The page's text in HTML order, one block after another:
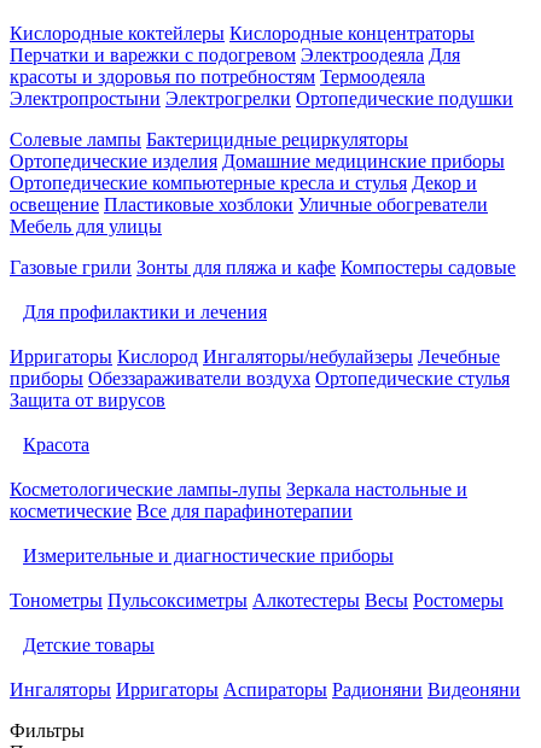
Кислородные коктейлеры Кислородные концентраторы
Перчатки и варежки с подогревом Электроодеяла Для
красоты и здоровья по потребностям Термоодеяла
Электропростыни Электрогрелки Ортопедические подушки
Солевые лампы Бактерицидные рециркуляторы
Ортопедические изделия Домашние медицинские приборы
Ортопедические компьютерные кресла и стулья Декор и
освещение Пластиковые хозблоки Уличные обогреватели
Мебель для улицы
Газовые грили Зонты для пляжа и кафе Компостеры садовые
Для профилактики и лечения
Ирригаторы Кислород Ингаляторы/небулайзеры Лечебные
приборы Обеззараживатели воздуха Ортопедические стулья
Защита от вирусов
Красота
Косметологические лампы-лупы Зеркала настольные и
косметические Все для парафинотерапии
Измерительные и диагностические приборы
Тонометры Пульсоксиметры Алкотестеры Весы Ростомеры
Детские товары
Ингаляторы Ирригаторы Аспираторы Радионяни Видеоняни
Фильтры